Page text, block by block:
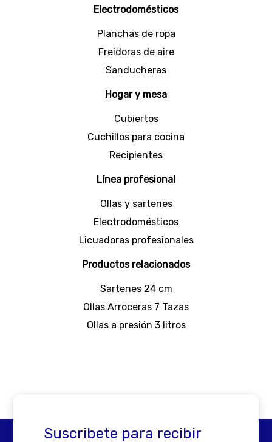
preparar diferentes platos con mayor
comodidad y control.
¡Compra en línea y recibe en casa! Crédito 100%
Electrodomésticos
Planchas de ropa
Freidoras de aire
Sanducheras
Hogar y mesa
Cubiertos
Cuchillos para cocina
Recipientes
Línea profesional
Ollas y sartenes
Electrodomésticos
Licuadoras profesionales
Productos relacionados
Sartenes 24 cm
Ollas Arroceras 7 Tazas
Ollas a presión 3 litros
Suscribete para recibir